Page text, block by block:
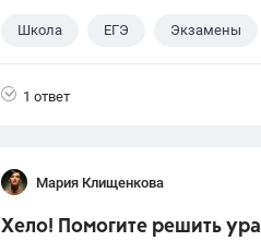
Школа ЕГЭ Экзамены
1 ответ
Мария Клищенкова
Хело! Помогите решить